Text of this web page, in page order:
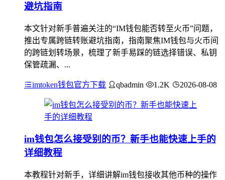
避坑指南
本文针对新手普遍关注的“IM钱包能否转至火币”问题，
推出专属跨链转账避坑指南，指南聚焦IM钱包与火币间
的跨链划转场景，梳理了新手易踩的链选择错误、私钥
保管疏漏、...
imtoken钱包官方下载 qbadmin 1.2K 2026-08-08
im钱包怎么接受别的币？新手也能快速上手的
详细教程
本教程针对新手，详细讲解im钱包接收其他币种的操作